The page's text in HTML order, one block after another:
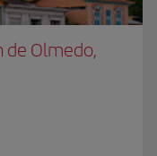
de Olmedo,